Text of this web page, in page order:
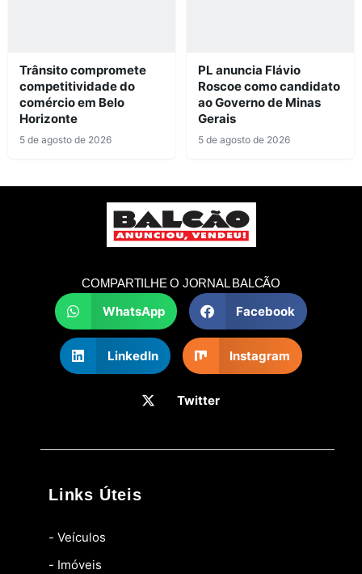
Trânsito compromete
competitividade do
comércio em Belo
Horizonte
5 de agosto de 2026
PL anuncia Flávio
Roscoe como candidato
ao Governo de Minas
Gerais
5 de agosto de 2026
COMPARTILHE O JORNAL BALCÃO
WhatsApp Facebook
LinkedIn Instagram
Twitter
Links Úteis
- Veículos
- Imóveis